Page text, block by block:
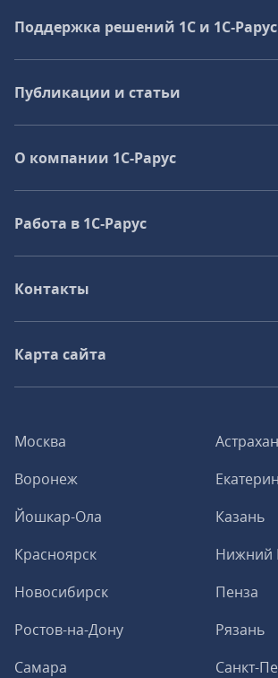
Москва
Воронеж
Йошкар-Ола
Казань
Красноярск
Нижний
Новосибирск
Пенза
Ростов-на-Дону
Рязань
Самара
Санкт-
Поддержка решений 1С и 1С‑Рарус
Публикации и статьи
О компании 1C-Рарус
Работа в 1С‑Рарус
Контакты
Карта сайта